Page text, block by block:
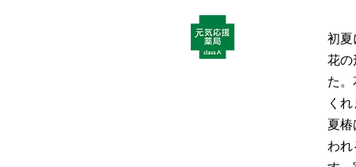
初夏
花の
た
くれ
夏
わ